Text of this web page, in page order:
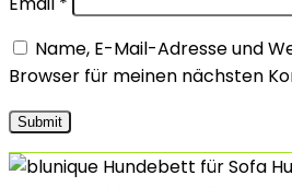
Name, E-Mail-Adresse und
Browser für meinen nächsten